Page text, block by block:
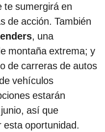
te sumergirá en
de acción. También
, una
montaña extrema; y
de carreras de autos
vehículos
estarán
así que
oportunidad.